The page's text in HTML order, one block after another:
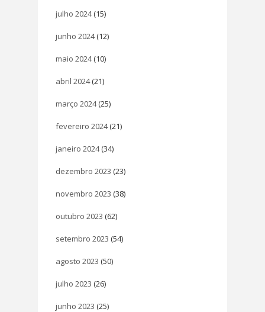
julho 2024(15)
junho 2024(12)
maio 2024(10)
abril 2024(21)
março 2024(25)
fevereiro 2024(21)
janeiro 2024(34)
dezembro 2023 (23)
novembro 2023 (38)
outubro 2023 (62)
setembro 2023 (54)
agosto 2023 (50)
julho 2023 (26)
junho 2023 (25)